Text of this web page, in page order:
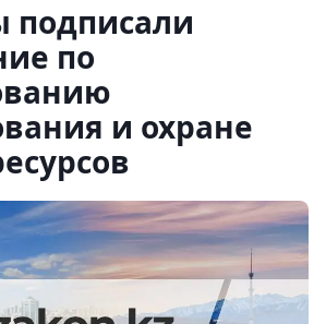
подписали
по
и охране